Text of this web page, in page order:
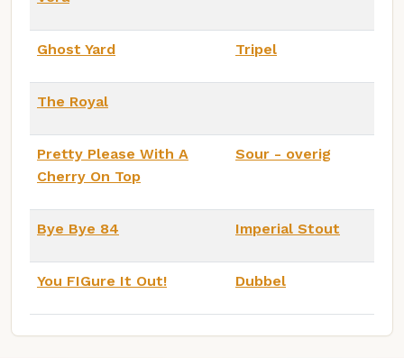
Ghost Yard Tripel
The Royal
Pretty Please With A
Cherry On Top
Sour - overig
Bye Bye 84 Imperial Stout
You FIGure It Out! Dubbel